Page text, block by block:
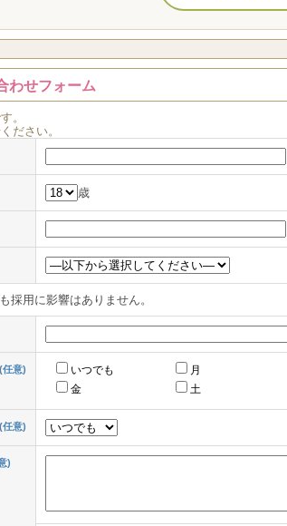
わせフォーム
。
ださい。
歳
採用に影響はありません。
(任意) いつでも 月
金
土
(任意)
)